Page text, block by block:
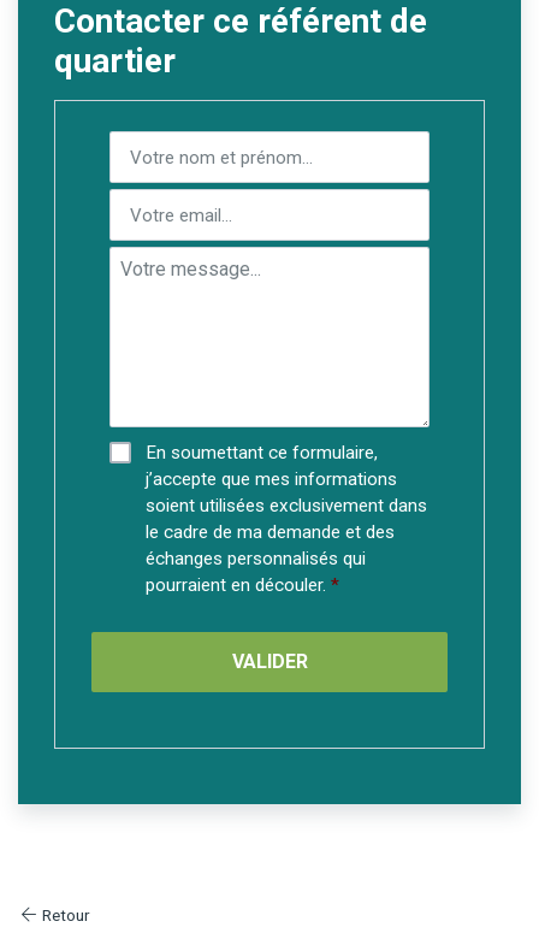
Contacter ce référent de
quartier
En soumettant ce formulaire,
j’accepte que mes informations
soient utilisées exclusivement dans
le cadre de ma demande et des
échanges personnalisés qui
pourraient en découler. *
Retour